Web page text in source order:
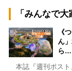
「みんなで
《
ん
ら…
本誌『週刊ポスト